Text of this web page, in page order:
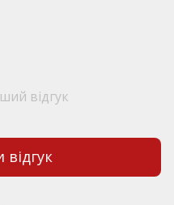
відгук